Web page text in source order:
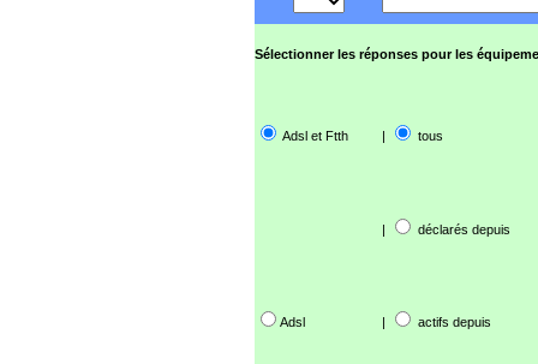
Sélectionner les réponses pour les
Adsl et Ftth | tous
| déclarés depuis
Adsl | actifs depuis